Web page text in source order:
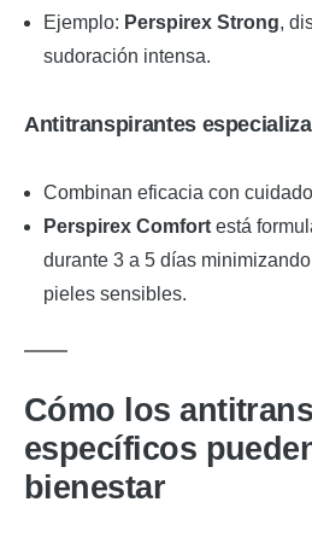
Ejemplo: Perspirex Strong,
sudoración intensa.
Antitranspirantes
Combinan eficacia con
Perspirex Comfort está
durante 3 a 5 días
pieles sensibles.
Cómo los
específicos
bienestar